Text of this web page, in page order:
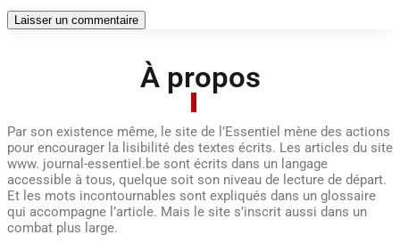
À propos
Par son existence même, le site de l’Essentiel mène des actions
pour encourager la lisibilité des textes écrits. Les articles du site
www. journal-essentiel.be sont écrits dans un langage
accessible à tous, quelque soit son niveau de lecture de départ.
Et les mots incontournables sont expliqués dans un glossaire
qui accompagne l’article. Mais le site s’inscrit aussi dans un
combat plus large.